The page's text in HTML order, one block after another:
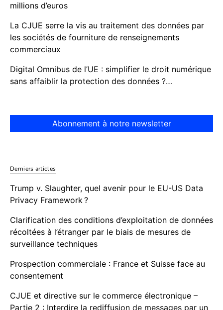
millions d’euros
La CJUE serre la vis au traitement des données par
les sociétés de fourniture de renseignements
commerciaux
Digital Omnibus de l’UE : simplifier le droit numérique
sans affaiblir la protection des données ?…
Abonnement à notre newsletter
Derniers articles
Trump v. Slaughter, quel avenir pour le EU-US Data
Privacy Framework ?
Clarification des conditions d’exploitation de données
récoltées à l’étranger par le biais de mesures de
surveillance techniques
Prospection commerciale : France et Suisse face au
consentement
CJUE et directive sur le commerce électronique –
Partie 2 : Interdire la rediffusion de messages par un